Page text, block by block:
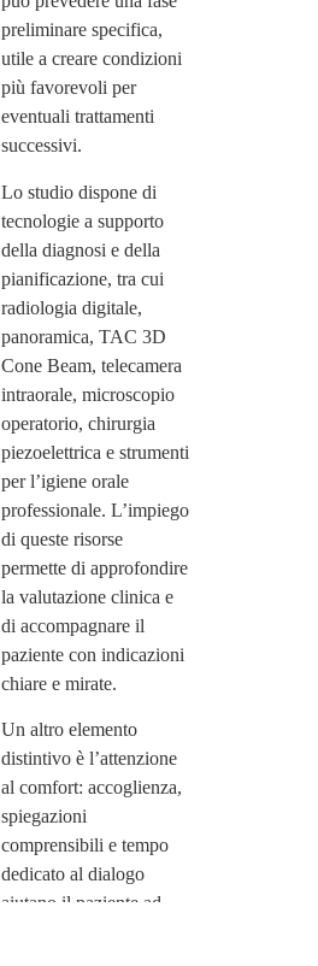
preliminare specifica,
utile a creare condizioni
più favorevoli per
eventuali trattamenti
successivi.
Lo studio dispone di
tecnologie a supporto
della diagnosi e della
pianificazione, tra cui
radiologia digitale,
panoramica, TAC 3D
Cone Beam, telecamera
intraorale, microscopio
operatorio, chirurgia
piezoelettrica e strumenti
per l’igiene orale
professionale. L’impiego
di queste risorse
permette di approfondire
la valutazione clinica e
di accompagnare il
paziente con indicazioni
chiare e mirate.
Un altro elemento
distintivo è l’attenzione
al comfort: accoglienza,
spiegazioni
comprensibili e tempo
dedicato al dialogo
aiutano il paziente ad